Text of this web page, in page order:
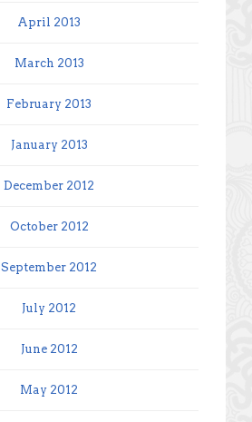
April 2013
March 2013
February 2013
January 2013
December 2012
October 2012
September 2012
July 2012
June 2012
May 2012